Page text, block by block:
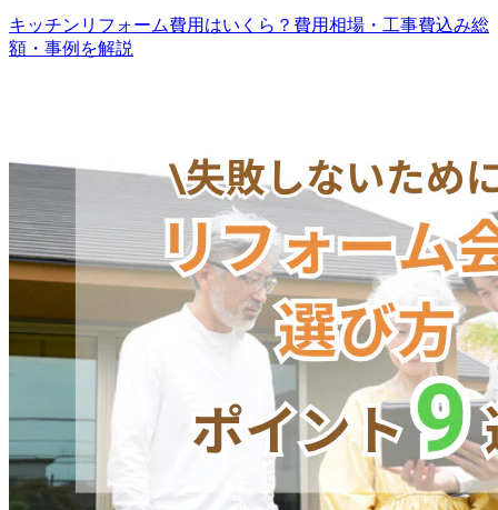
キッチンリフォーム費用はいくら？費用相場・工事費込み総
額・事例を解説